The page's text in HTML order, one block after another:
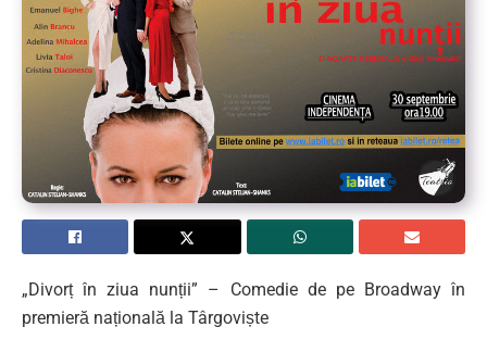
„Divorț în ziua nunții” – Comedie de pe Broadway în
premieră națională la Târgoviște